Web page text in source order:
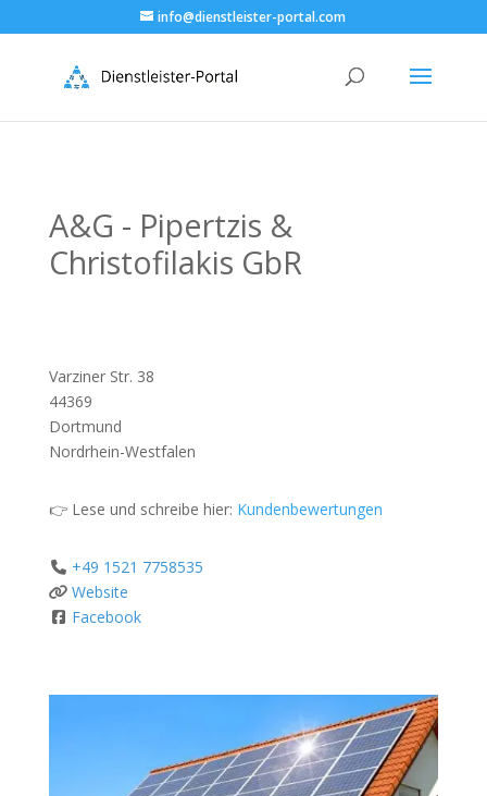
info@dienstleister-portal.com
A&G - Pipertzis &
Christofilakis GbR
Varziner Str. 38
44369
Dortmund
Nordrhein-Westfalen
👉 Lese und schreibe hier: Kundenbewertungen
+49 1521 7758535
Website
Facebook